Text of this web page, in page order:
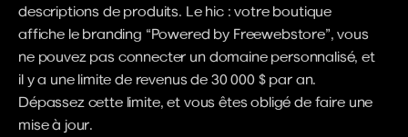
descriptions de produits. Le hic : votre boutique
affiche le branding “Powered by Freewebstore”, vous
ne pouvez pas connecter un domaine personnalisé, et
il y a une limite de revenus de 30 000 $ par an.
Dépassez cette limite, et vous êtes obligé de faire une
mise à jour.